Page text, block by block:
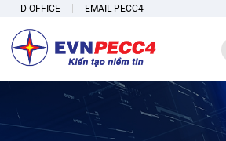
D-OFFICE EMAIL PECC4